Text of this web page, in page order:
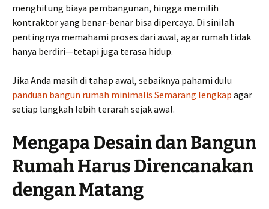
menghitung biaya pembangunan, hingga memilih
kontraktor yang benar-benar bisa dipercaya. Di sinilah
pentingnya memahami proses dari awal, agar rumah tidak
hanya berdiri—tetapi juga terasa hidup.
Jika Anda masih di tahap awal, sebaiknya pahami dulu
panduan bangun rumah minimalis Semarang lengkap agar
setiap langkah lebih terarah sejak awal.
Mengapa Desain dan Bangun
Rumah Harus Direncanakan
dengan Matang